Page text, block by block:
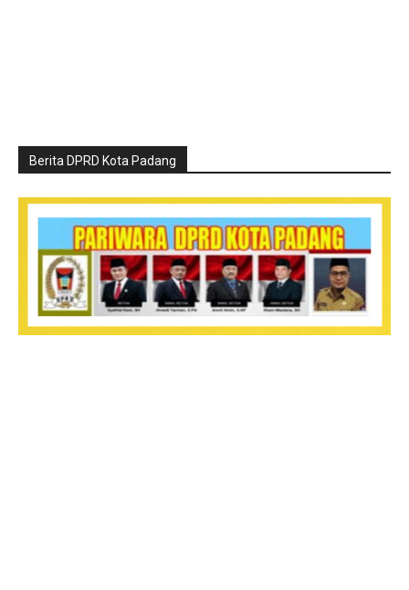
Berita DPRD Kota Padang